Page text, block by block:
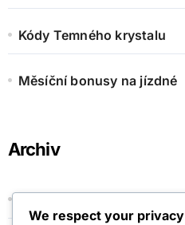
Kódy Temného krystalu
Měsíční bonusy na jízdné
Archiv
We respect your privacy